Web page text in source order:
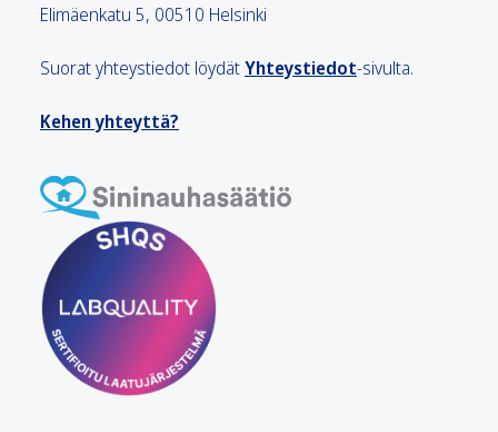
Elimäenkatu 5, 00510 Helsinki
Suorat yhteystiedot löydätYhteystiedot-sivulta.
Kehen yhteyttä?